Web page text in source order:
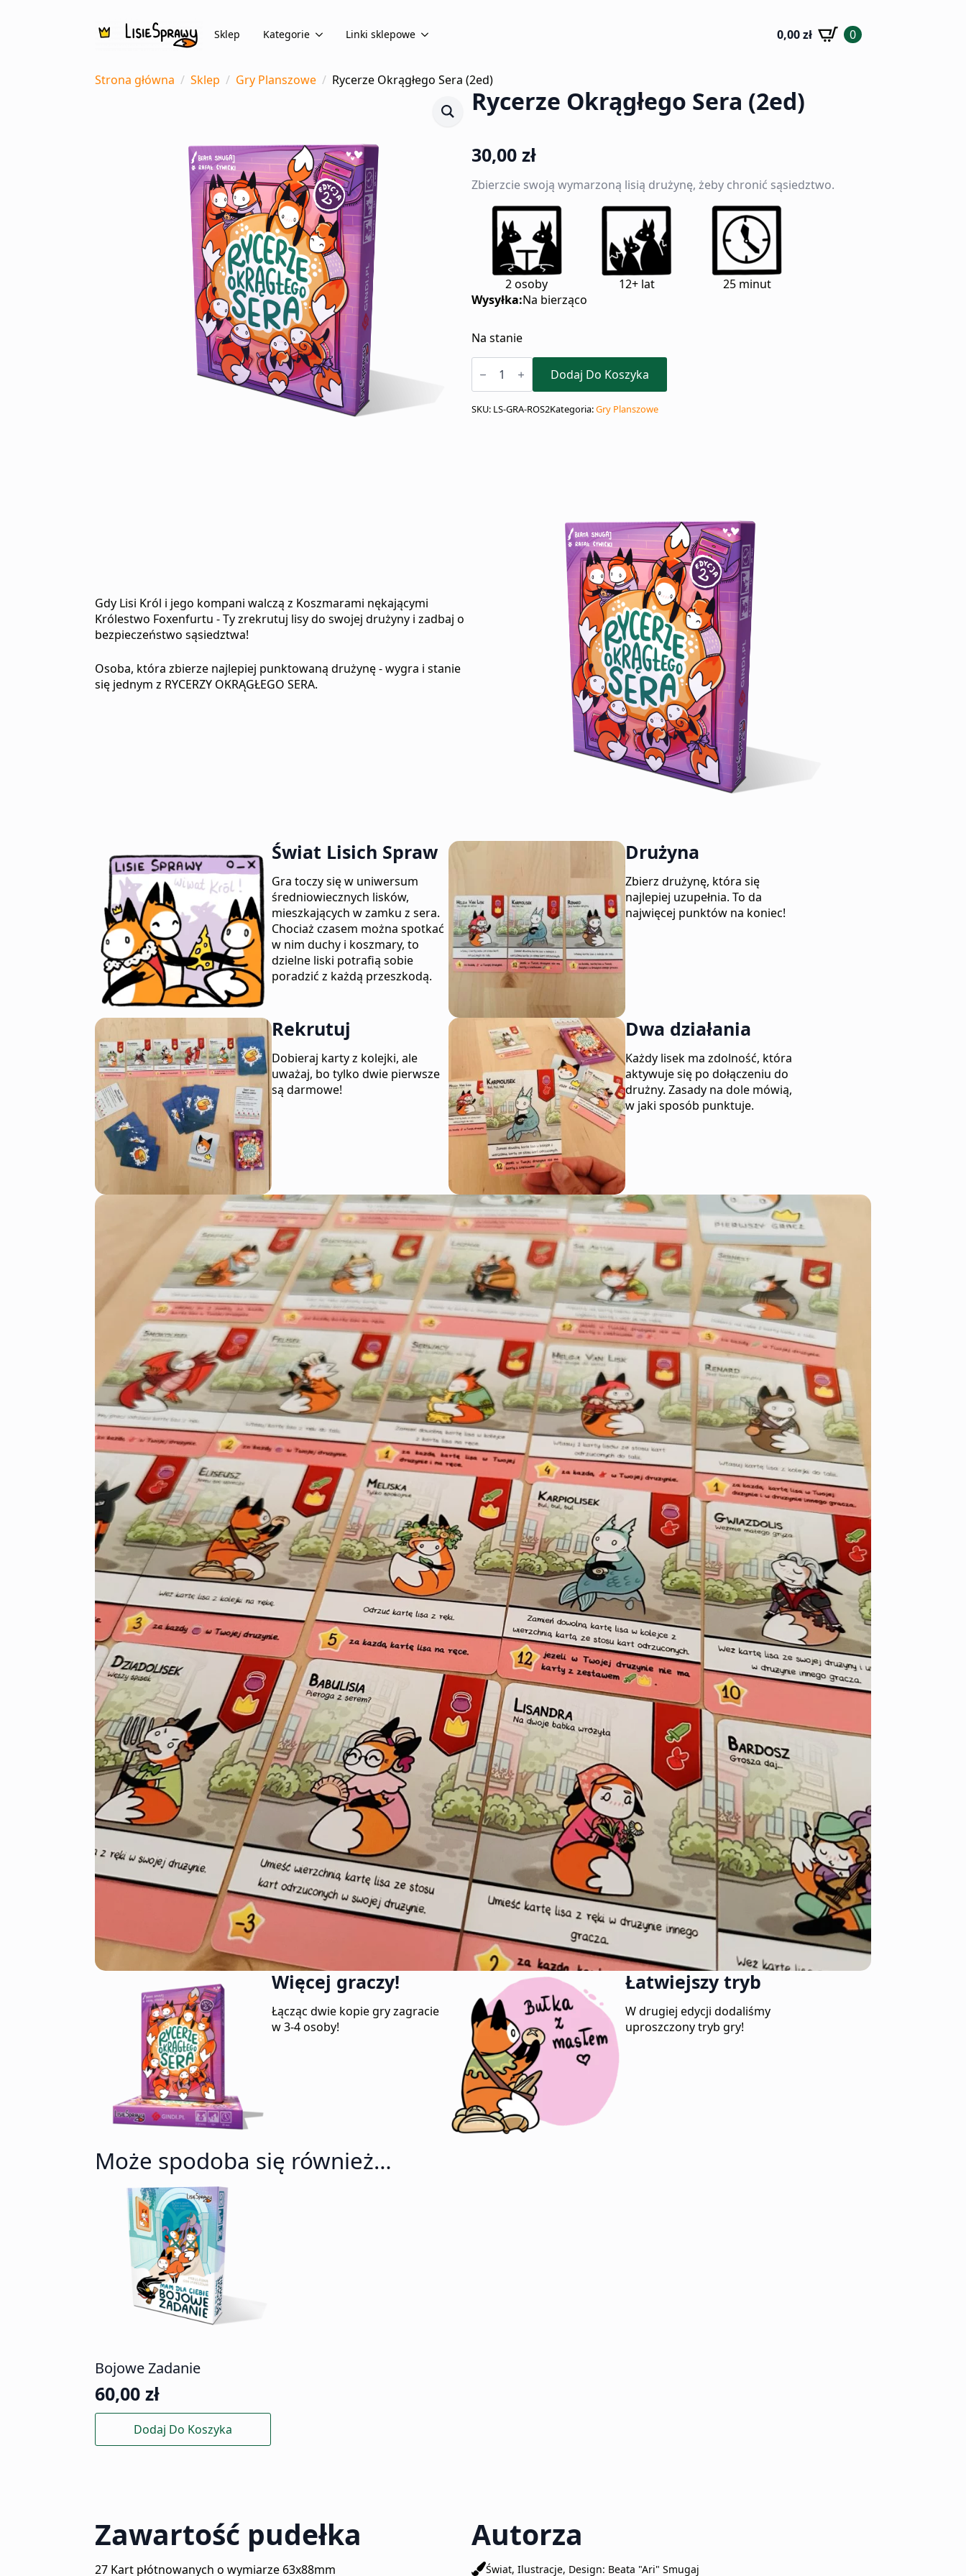
Sklep Kategorie Linki sklepowe 0,00zł 0
Strona główna Sklep Gry Planszowe Rycerze Okrągłego Sera (2ed)
Rycerze Okrągłego Sera (2ed)
30,00 zł
Zbierzcie swoją wymarzoną lisią drużynę, żeby chronić sąsiedztwo.
2 osoby 12+ lat
25 minut
Wysyłka:Na bierząco
Na stanie
ilość
Rycerze
Sera
(2ed)
Dodaj Do Koszyka
SKU: LS-GRA-ROS2Kategoria:Gry Planszowe
Gdy Lisi Król i jego kompani walczą z Koszmarami nękającymi
Królestwo Foxenfurtu - Ty zrekrutuj lisy do swojej drużyny i zadbaj o
bezpieczeństwo sąsiedztwa!
Osoba, która zbierze najlepiej punktowaną drużynę - wygra i stanie
się jednym z RYCERZY OKRĄGŁEGO SERA.
Świat Lisich Spraw
Gra toczy się w uniwersum
średniowiecznych lisków,
mieszkających w zamku z sera.
Chociaż czasem można spotkać
w nim duchy i koszmary, to
dzielne liski potrafią sobie
poradzić z każdą przeszkodą.
Drużyna
Zbierz drużynę, która się
najlepiej uzupełnia. To da
najwięcej punktów na koniec!
Rekrutuj
Dobieraj karty z kolejki, ale
uważaj, bo tylko dwie pierwsze
są darmowe!
Dwa działania
Każdy lisek ma zdolność, która
aktywuje się po dołączeniu do
drużny. Zasady na dole mówią,
w jaki sposób punktuje.
Więcej graczy!
Łącząc dwie kopie gry zagracie
w 3-4 osoby!
Łatwiejszy tryb
W drugiej edycji dodaliśmy
uproszczony tryb gry!
Może spodoba się również…
Bojowe Zadanie
60,00 zł
Dodaj Do Koszyka
Zawartość pudełka
27 Kart płótnowanych o wymiarze 63x88mm
Autorza
Świat, Ilustracje, Design: Beata "Ari" Smugaj